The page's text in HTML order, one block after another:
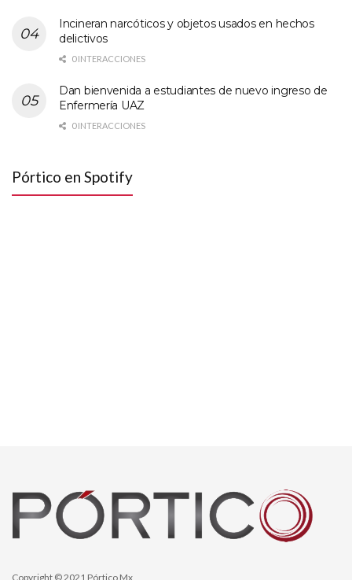
Incineran narcóticos y objetos usados en hechos
delictivos
0 INTERACCIONES
Dan bienvenida a estudiantes de nuevo ingreso de
Enfermería UAZ
0 INTERACCIONES
Pórtico en Spotify
Copyright © 2021 Pórtico Mx